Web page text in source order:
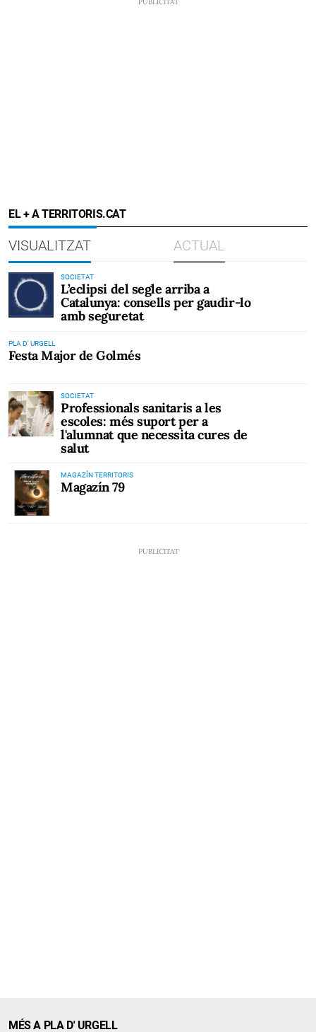
EL + A TERRITORIS.CAT
VISUALITZAT ACTUAL
SOCIETAT
L’eclipsi del segle arriba a
Catalunya: consells per gaudir-lo
amb seguretat
PLA D' URGELL
Festa Major de Golmés
SOCIETAT
Professionals sanitaris a les
escoles: més suport per a
l'alumnat que necessita cures de
salut
MAGAZÍN TERRITORIS
Magazín 79
MÉS A PLA D' URGELL